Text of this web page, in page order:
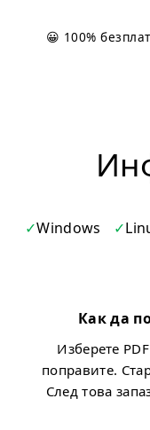
😀 100%
Windows
Как да
Изберете
поправите.
След това